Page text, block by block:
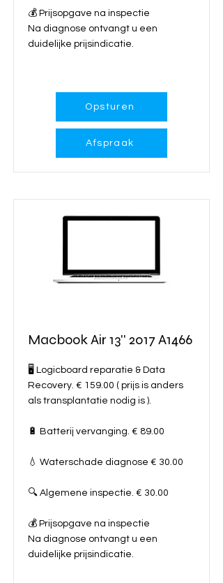
💰 Prijsopgave na inspectie
Na diagnose ontvangt u een
duidelijke prijsindicatie.
Opsturen
Afspraak
Macbook Air 13'' 2017 A1466
🖥️ Logicboard reparatie & Data
Recovery. € 159.00 ( prijs is anders
als transplantatie nodig is ).
🔋 Batterij vervanging. € 89.00
💧 Waterschade diagnose € 30.00
🔍 Algemene inspectie. € 30.00
💰 Prijsopgave na inspectie
Na diagnose ontvangt u een
duidelijke prijsindicatie.